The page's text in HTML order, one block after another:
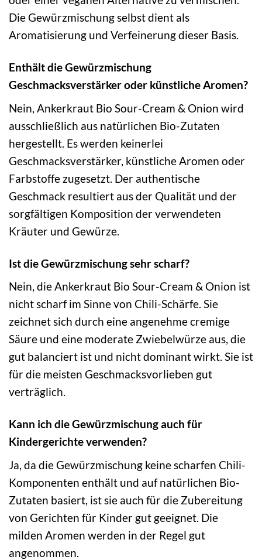
Die Gewürzmischung selbst dient als
Aromatisierung und Verfeinerung dieser Basis.
Enthält die Gewürzmischung
Geschmacksverstärker oder künstliche Aromen?
Nein, Ankerkraut Bio Sour-Cream & Onion wird
ausschließlich aus natürlichen Bio-Zutaten
hergestellt. Es werden keinerlei
Geschmacksverstärker, künstliche Aromen oder
Farbstoffe zugesetzt. Der authentische
Geschmack resultiert aus der Qualität und der
sorgfältigen Komposition der verwendeten
Kräuter und Gewürze.
Ist die Gewürzmischung sehr scharf?
Nein, die Ankerkraut Bio Sour-Cream & Onion ist
nicht scharf im Sinne von Chili-Schärfe. Sie
zeichnet sich durch eine angenehme cremige
Säure und eine moderate Zwiebelwürze aus, die
gut balanciert ist und nicht dominant wirkt. Sie ist
für die meisten Geschmacksvorlieben gut
verträglich.
Kann ich die Gewürzmischung auch für
Kindergerichte verwenden?
Ja, da die Gewürzmischung keine scharfen Chili-
Komponenten enthält und auf natürlichen Bio-
Zutaten basiert, ist sie auch für die Zubereitung
von Gerichten für Kinder gut geeignet. Die
milden Aromen werden in der Regel gut
angenommen.